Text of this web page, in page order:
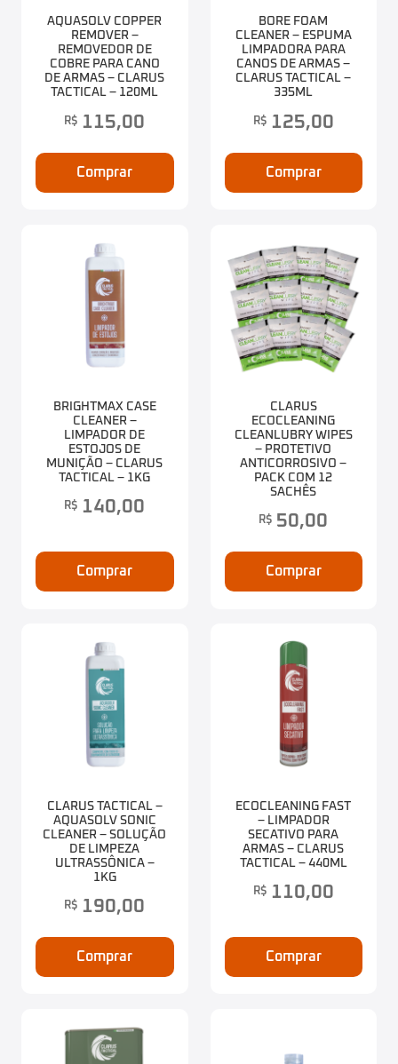
AQUASOLV COPPER
REMOVER –
REMOVEDOR DE
COBRE PARA CANO
DE ARMAS – CLARUS
TACTICAL – 120ML
R$ 115,00
Comprar
BORE FOAM
CLEANER – ESPUMA
LIMPADORA PARA
CANOS DE ARMAS –
CLARUS TACTICAL –
335ML
R$ 125,00
Comprar
BRIGHTMAX CASE
CLEANER –
LIMPADOR DE
ESTOJOS DE
MUNIÇÃO – CLARUS
TACTICAL – 1KG
R$ 140,00
Comprar
CLARUS
ECOCLEANING
CLEANLUBRY WIPES
– PROTETIVO
ANTICORROSIVO –
PACK COM 12
SACHÊS
R$ 50,00
Comprar
CLARUS TACTICAL –
AQUASOLV SONIC
CLEANER – SOLUÇÃO
DE LIMPEZA
ULTRASSÔNICA –
1KG
R$ 190,00
Comprar
ECOCLEANING FAST
– LIMPADOR
SECATIVO PARA
ARMAS – CLARUS
TACTICAL – 440ML
R$ 110,00
Comprar